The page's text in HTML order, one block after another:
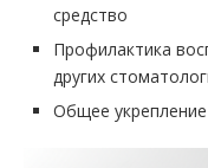
средство
Профилактика
других
Общее